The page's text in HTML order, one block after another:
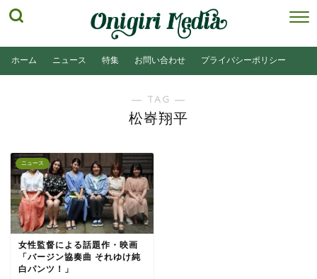
ホーム ニュース 特集 お問い合わせ プライバシーポリシー
― TAG ―
松㟢翔平
ニュース
女性監督による話題作・映画
「バージン協奏曲 それゆけ純
白パンツ！」